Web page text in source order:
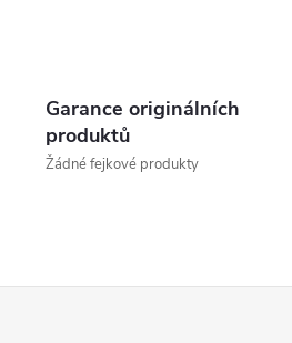
Garance originálních
produktů
Žádné fejkové produkty